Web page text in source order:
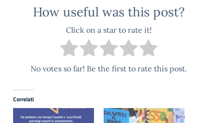
How useful was this post?
Click on a star to rate it!
No votes so far! Be the first to rate this post.
Correlati